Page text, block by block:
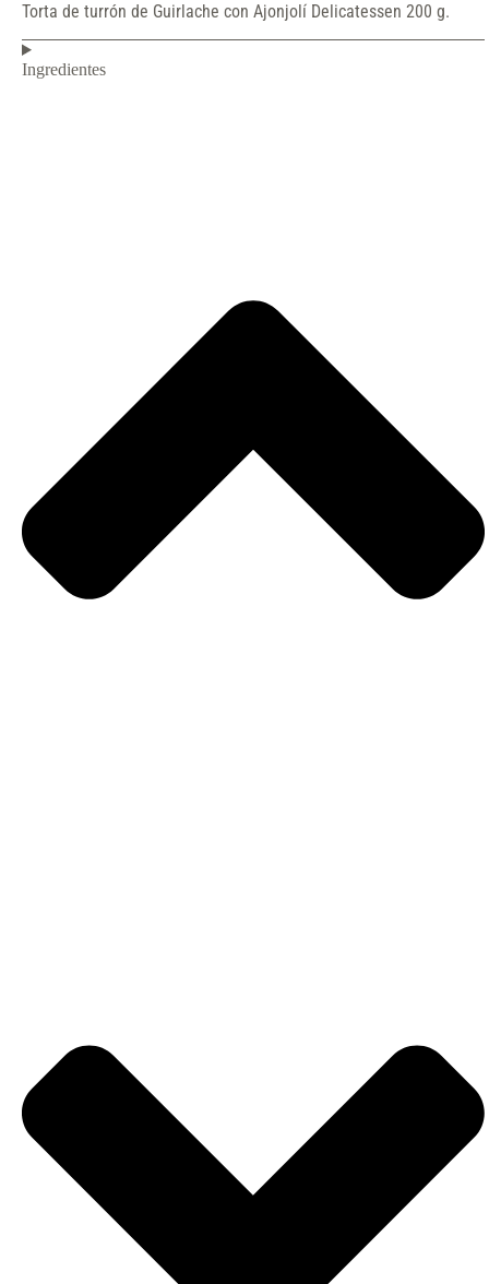
Torta de turrón de Guirlache con Ajonjolí Delicatessen 200 g.
Ingredientes